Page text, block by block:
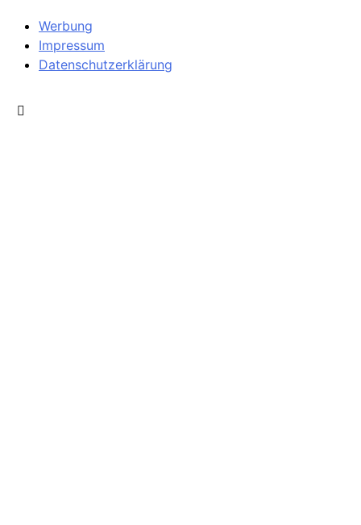
Werbung
Impressum
Datenschutzerklärung